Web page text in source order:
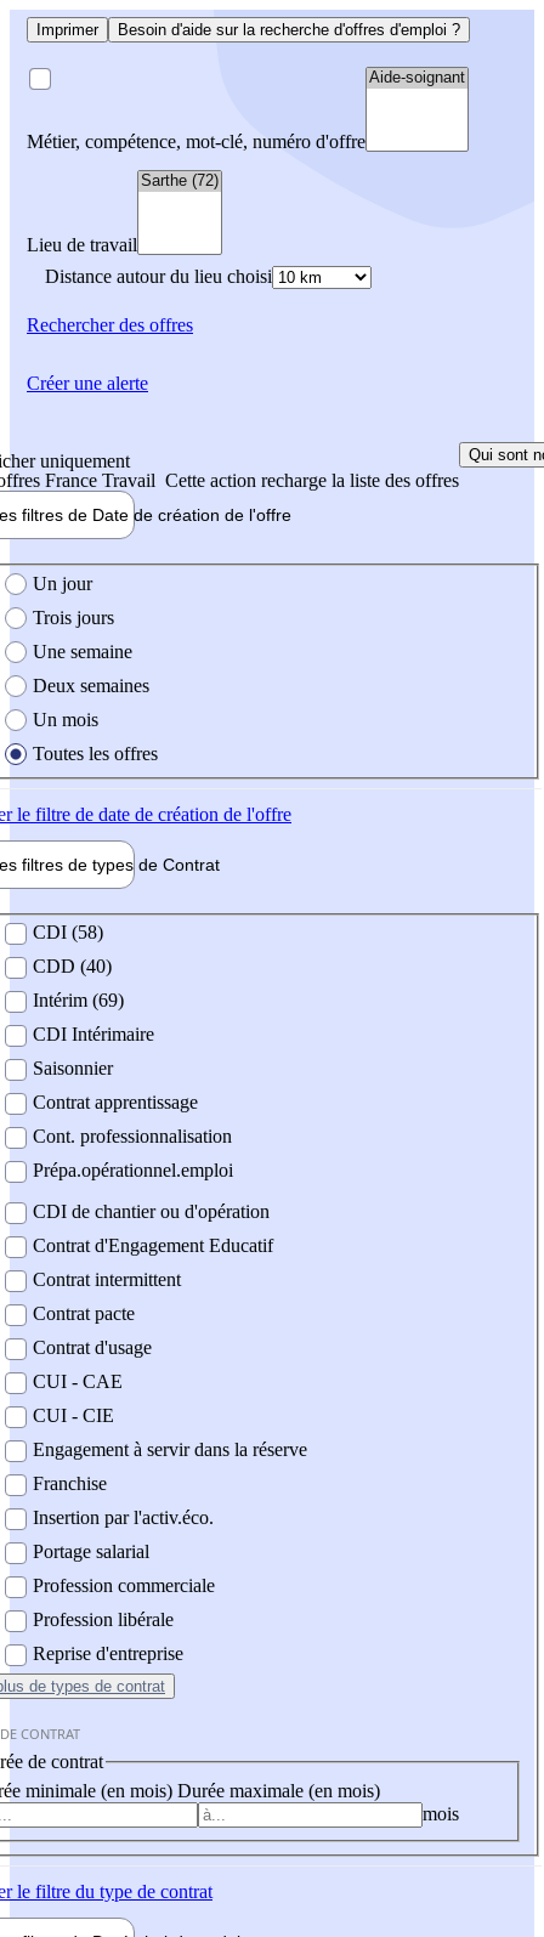
Imprimer Besoin d'aide sur la recherche d'offres d'emploi ?
Métier, compétence, mot-clé, numéro d'offre
Lieu de travail
Distance autour du lieu choisi
Rechercherdes offres
uniquement
France Travail Cette action recharge la liste des offres
Qui sont
filtres de Date de création de l'offre
création de l'offre
Un jour
Trois jours
Une semaine
Deux semaines
Un mois
Toutes les offres
le filtre de date de création de l'offre
filtres de types de Contrat
contrat
CDI (58)
CDD (40)
Intérim (69)
CDI Intérimaire
Saisonnier
Contrat apprentissage
Cont. professionnalisation
Prépa.opérationnel.emploi
CDI de chantier ou d'opération
Contrat d'Engagement Educatif
Contrat intermittent
Contrat pacte
Contrat d'usage
CUI - CAE
CUI - CIE
Engagement à servir dans la réserve
Franchise
Insertion par l'activ.éco.
Portage salarial
Profession commerciale
Profession libérale
Reprise d'entreprise
de types de contrat
CONTRAT
de contrat
minimale (en mois) Durée maximale (en mois)
mois
le filtre du type de contrat
Créer une alerte